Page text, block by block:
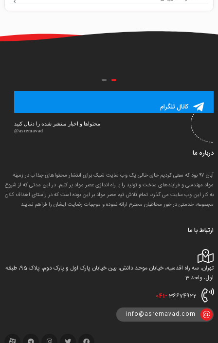
کانال تلگرام
محتواها و اخبار منتشر شده را دنبال کنید
@asremavad
درباره ما
آبان ۹۷ بود که سعی کردیم جای خالی یک وب سایت شیک برای انتشار محتواهای جذاب در زمینه
مواد مهندسی و فرایندهای ساخت و تولید را با راه اندازی عصر مواد پر کنیم. در این مدتی که از شروع
به کار این وب سایت می گذرد، تمام تلاش تیم عصر مواد بر این بوده است که در راستای اهداف کلان
مجموعه، خدمتی در خورِ مخاطبان محترم ارائه نموده و موجبات رضایت ایشان را فراهم نمایند
ارتباط با ما
تهران، سه راه اقدسیه، خیابان موحد دانش، بین خیابان پارک اول و پارک دوم، پلاک 95، طبقه
اول، واحد 3
041- 36674922
info@asremavad.com